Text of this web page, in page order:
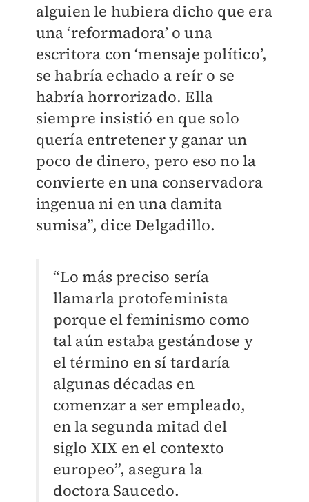
alguien le hubiera dicho que era
una ‘reformadora’ o una
escritora con ‘mensaje político’,
se habría echado a reír o se
habría horrorizado. Ella
siempre insistió en que solo
quería entretener y ganar un
poco de dinero, pero eso no la
convierte en una conservadora
ingenua ni en una damita
sumisa”, dice Delgadillo.
“Lo más preciso sería
llamarla protofeminista
porque el feminismo como
tal aún estaba gestándose y
el término en sí tardaría
algunas décadas en
comenzar a ser empleado,
en la segunda mitad del
siglo XIX en el contexto
europeo”, asegura la
doctora Saucedo.